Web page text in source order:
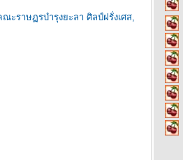
ะราษฏรบำรุงยะลา ศิลป์ฝรั่งเศส,